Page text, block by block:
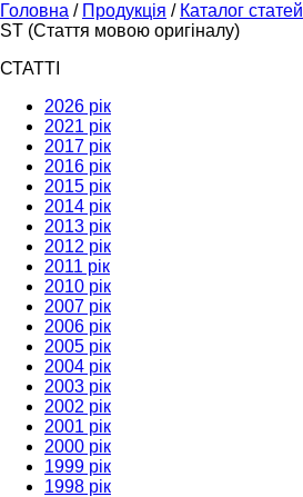
Головна / Продукція / Каталог статей
ST (Стаття мовою оригіналу)
СТАТТІ
2026 рік
2021 рік
2017 рік
2016 рік
2015 рік
2014 рік
2013 рік
2012 рік
2011 рік
2010 рік
2007 рік
2006 рік
2005 рік
2004 рік
2003 рік
2002 рік
2001 рік
2000 рік
1999 рік
1998 рік